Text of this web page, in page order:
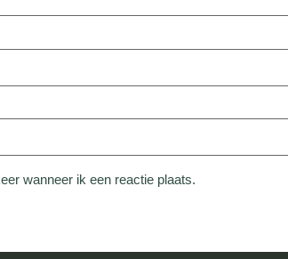
wanneer ik een reactie plaats.